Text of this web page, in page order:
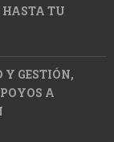
HASTA TU
Y GESTIÓN,
A